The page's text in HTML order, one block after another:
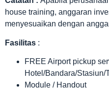
house training, anggaran
menyesuaikan dengan
Fasilitas :
FREE Airport pickup
Hotel/Bandara/Stasiun/
Module / Handout